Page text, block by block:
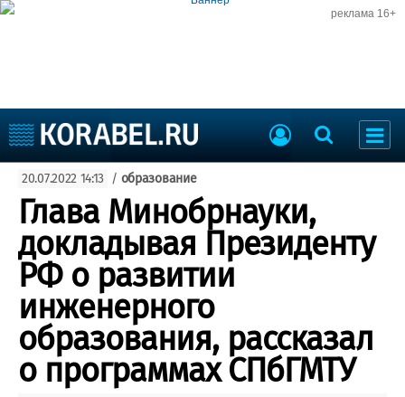
реклама 16+
Судоходство
Судоремонт
События
Порты
Рыболовство
ВМФ
Образование
Яхты и катера
Еще
Судостроение
Пульс
Торговая площадка
Доска объявлений
20.07.2022 14:13 / образование
Глава Минобрнауки,
докладывая Президенту
РФ о развитии
инженерного
образования, рассказал
о программах СПбГМТУ